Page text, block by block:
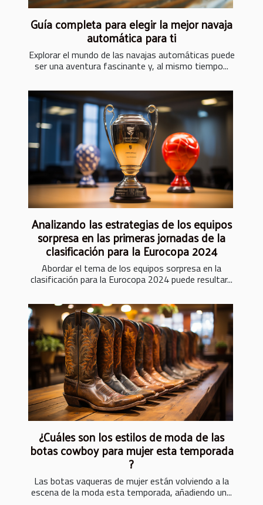
Guía completa para elegir la mejor navaja
automática para ti
Explorar el mundo de las navajas automáticas puede
ser una aventura fascinante y, al mismo tiempo...
Analizando las estrategias de los equipos
sorpresa en las primeras jornadas de la
clasificación para la Eurocopa 2024
Abordar el tema de los equipos sorpresa en la
clasificación para la Eurocopa 2024 puede resultar...
¿Cuáles son los estilos de moda de las
botas cowboy para mujer esta temporada
?
Las botas vaqueras de mujer están volviendo a la
escena de la moda esta temporada, añadiendo un...